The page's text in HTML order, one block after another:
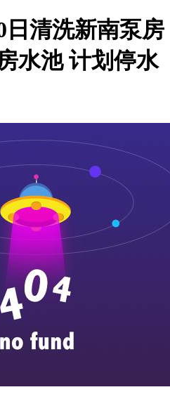
日清洗新南泵房
水池 计划停水